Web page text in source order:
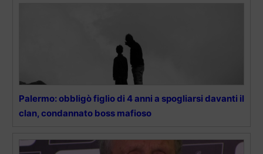
Palermo: obbligò figlio di 4 anni a spogliarsi davanti il
clan, condannato boss mafioso